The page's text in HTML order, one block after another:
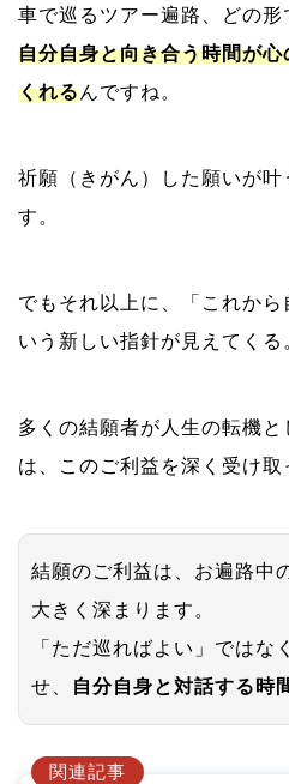
車で巡るツアー遍路、どの形
自分自身と向き合う時間が
くれるんですね。
祈願（きがん）した願いが叶
す。
でもそれ以上に、「これか
いう新しい指針が見えてくる
多くの結願者が人生の転機
は、このご利益を深く受け取
結願のご利益は、お遍路中
大きく深まります。
「ただ巡ればよい」ではな
せ、
自分自身と対話する時
関連記事